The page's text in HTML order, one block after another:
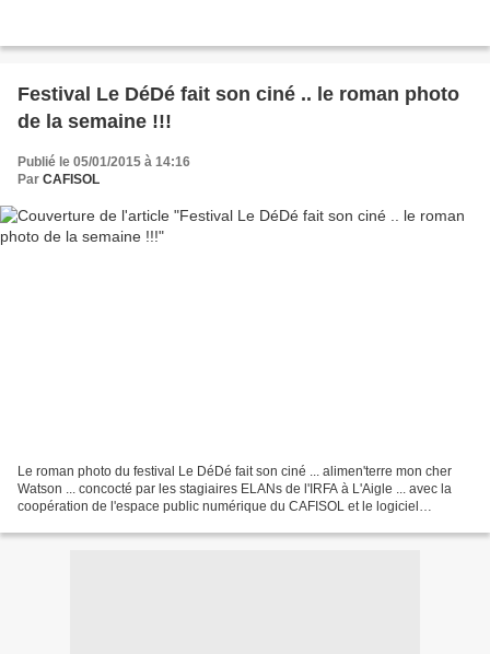
Festival Le DéDé fait son ciné .. le roman photo
de la semaine !!!
Publié le 05/01/2015 à 14:16
Par CAFISOL
Le roman photo du festival Le DéDé fait son ciné ... alimen'terre mon cher
Watson ... concocté par les stagiaires ELANs de l'IRFA à L'Aigle ... avec la
coopération de l'espace public numérique du CAFISOL et le logiciel